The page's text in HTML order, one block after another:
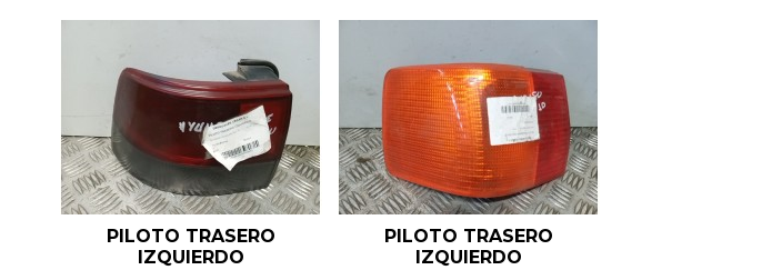
PILOTO TRASERO
IZQUIERDO
PILOTO TRASERO
IZQUIERDO